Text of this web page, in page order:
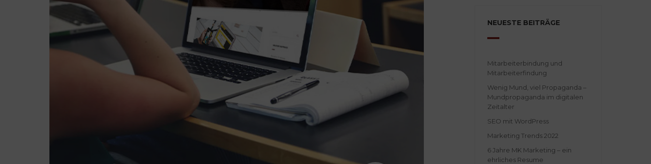
NEUESTE BEITRÄGE
Mitarbeiterbindung und
Mitarbeiterfindung
Wenig Mund, viel Propaganda –
Mundpropaganda im digitalen
Zeitalter
SEO mit WordPress
Marketing Trends 2022
6 Jahre MK Marketing – ein
ehrliches Resume